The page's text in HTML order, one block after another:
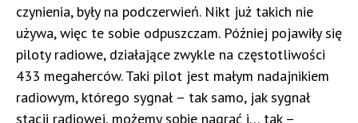
czynienia, były na podczerwień. Nikt już takich nie
używa, więc te sobie odpuszczam. Później pojawiły się
piloty radiowe, działające zwykle na częstotliwości
433 megaherców. Taki pilot jest małym nadajnikiem
radiowym, którego sygnał – tak samo, jak sygnał
stacji radiowej, możemy sobie nagrać i… tak –